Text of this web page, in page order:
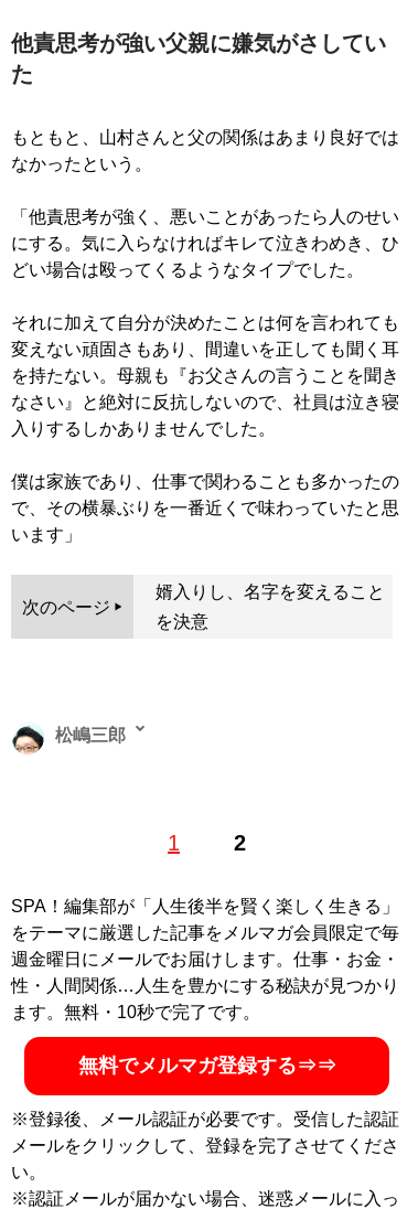
他責思考が強い父親に嫌気がさしてい
た
もともと、山村さんと父の関係はあまり良好では
なかったという。
「他責思考が強く、悪いことがあったら人のせい
にする。気に入らなければキレて泣きわめき、ひ
どい場合は殴ってくるようなタイプでした。
それに加えて自分が決めたことは何を言われても
変えない頑固さもあり、間違いを正しても聞く耳
を持たない。母親も『お父さんの言うことを聞き
なさい』と絶対に反抗しないので、社員は泣き寝
入りするしかありませんでした。
僕は家族であり、仕事で関わることも多かったの
で、その横暴ぶりを一番近くで味わっていたと思
います」
次のページ
婿入りし、名字を変えること
を決意
1 2
松嶋三郎
ず、ジャンルも問わず、記事のためならインタビュー・
は何でもやるタイプ。X（旧Twitter）：@matsushima36
記事一覧へ
SPA！編集部が「人生後半を賢く楽しく生きる」
をテーマに厳選した記事をメルマガ会員限定で毎
週金曜日にメールでお届けします。仕事・お金・
性・人間関係…人生を豊かにする秘訣が見つかり
ます。無料・10秒で完了です。
無料でメルマガ登録する⇒⇒
※登録後、メール認証が必要です。受信した認証
メールをクリックして、登録を完了させてくださ
い。
※認証メールが届かない場合、迷惑メールに入っ